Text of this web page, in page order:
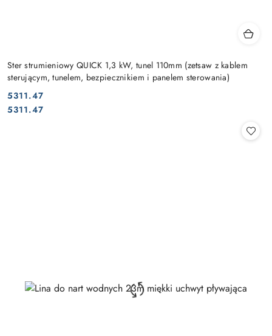
Ster strumieniowy QUICK 1,3 kW, tunel 110mm (zetsaw z kablem
sterującym, tunelem, bezpiecznikiem i panelem sterowania)
Cena:
5311.47
Cena:
5311.47